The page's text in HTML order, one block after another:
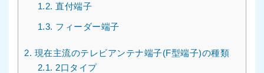
1.2. 直付端子
1.3. フィーダー端子
2. 現在主流のテレビアンテナ端子(F型端子)の種類
2.1. 2口タイプ